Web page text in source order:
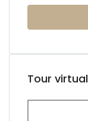
Tour virtual